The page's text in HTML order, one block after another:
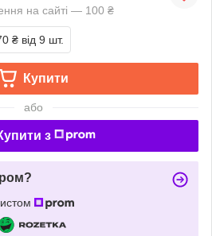
на сайті — 100 ₴
₴ від 9 шт.
Купити
або
з